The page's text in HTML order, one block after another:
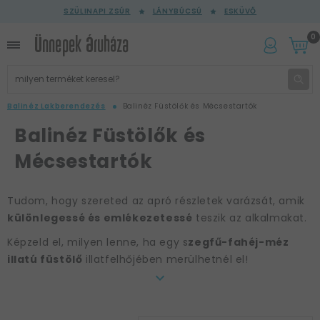
SZÜLINAPI ZSÚR LÁNYBÚCSÚ ESKÜVŐ
0
Balinéz Lakberendezés Balinéz Füstölők és Mécsestartók
Balinéz Füstölők és
Mécsestartók
Tudom, hogy szereted az apró részletek varázsát, amik
különlegessé és emlékezetessé teszik az alkalmakat.
Képzeld el, milyen lenne, ha egy szegfű-fahéj-méz
illatú füstölő illatfelhőjében merülhetnél el!
illatkompozíció